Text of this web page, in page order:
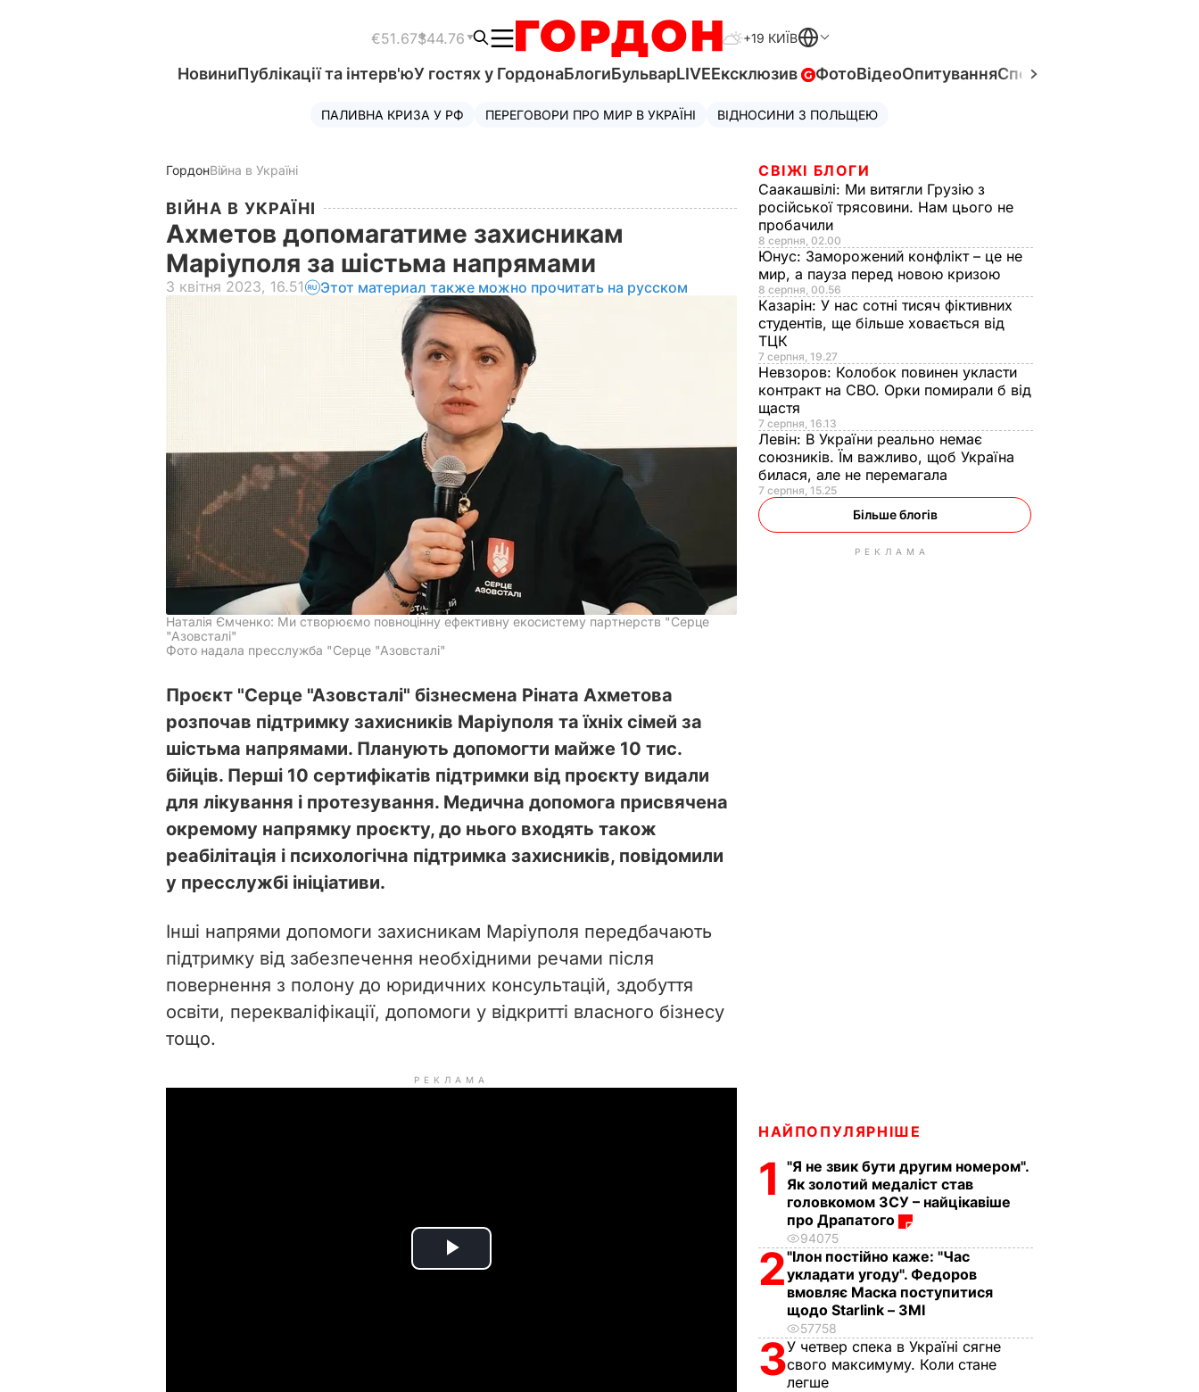
€51.67$44.76 +19 КИЇВ
НовиниПублікації та інтерв'юУ гостях у ГордонаБлогиБульварLIVEЕксклюзив ФотоВідеоОпитуванняСпецпроєкти
ПАЛИВНА КРИЗА У РФ ПЕРЕГОВОРИ ПРО МИР В УКРАЇНІ ВІДНОСИНИ З ПОЛЬЩЕЮ
ГордонВійна в Україні
ВІЙНА В УКРАЇНІ
Ахметов допомагатиме захисникам
Маріуполя за шістьма напрямами
3 квітня 2023, 16.51 Этот материал также можно прочитать на русском
Наталія Ємченко: Ми створюємо повноцінну ефективну екосистему партнерств "Серце
"Азовсталі"
Фото надала пресслужба "Серце "Азовсталі"
Проєкт "Серце "Азовсталі" бізнесмена Ріната Ахметова
розпочав підтримку захисників Маріуполя та їхніх сімей за
шістьма напрямами. Планують допомогти майже 10 тис.
бійців. Перші 10 сертифікатів підтримки від проєкту видали
для лікування і протезування. Медична допомога присвячена
окремому напрямку проєкту, до нього входять також
реабілітація і психологічна підтримка захисників, повідомили
у пресслужбі ініціативи.
Інші напрями допомоги захисникам Маріуполя передбачають
підтримку від забезпечення необхідними речами після
повернення з полону до юридичних консультацій, здобуття
освіти, перекваліфікації, допомоги у відкритті власного бізнесу
тощо.
РЕКЛАМА
P
СВІЖІ БЛОГИ
Саакашвілі: Ми витягли Грузію з
російської трясовини. Нам цього не
пробачили
8 серпня, 02.00
Юнус: Заморожений конфлікт – це не
мир, а пауза перед новою кризою
8 серпня, 00.56
Казарін: У нас сотні тисяч фіктивних
студентів, ще більше ховається від
ТЦК
7 серпня, 19.27
Невзоров: Колобок повинен укласти
контракт на СВО. Орки помирали б від
щастя
7 серпня, 16.13
Левін: В України реально немає
союзників. Їм важливо, щоб Україна
билася, але не перемагала
7 серпня, 15.25
Більше блогів
РЕКЛАМА
НАЙПОПУЛЯРНІШЕ
1
"Я не звик бути другим номером".
Як золотий медаліст став
головкомом ЗСУ – найцікавіше
про Драпатого
94075
2"Ілон постійно каже: "Час
укладати угоду". Федоров
вмовляє Маска поступитися
щодо Starlink – ЗМІ
57758
3У четвер спека в Україні сягне
свого максимуму. Коли стане
легше